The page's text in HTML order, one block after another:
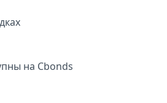
на Cbonds